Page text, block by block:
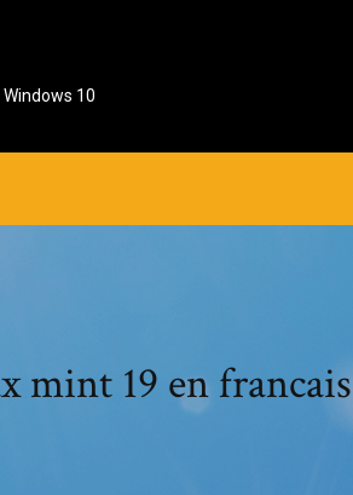
10
mint 19 en francais